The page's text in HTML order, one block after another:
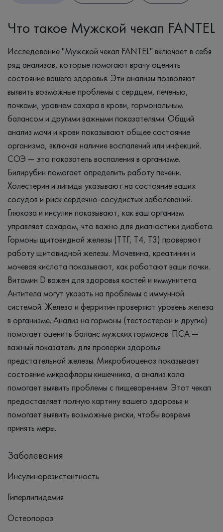
Что такое Мужской чекап FANTEL
Исследование "Мужской чекап FANTEL" включает в себя
ряд анализов, которые помогают врачу оценить
состояние вашего здоровья. Эти анализы позволяют
выявить возможные проблемы с сердцем, печенью,
почками, уровнем сахара в крови, гормональным
балансом и другими важными показателями. Общий
анализ мочи и крови показывают общее состояние
организма, включая наличие воспалений или инфекций.
СОЭ — это показатель воспаления в организме.
Билирубин помогает определить работу печени.
Холестерин и липиды указывают на состояние ваших
сосудов и риск сердечно-сосудистых заболеваний.
Глюкоза и инсулин показывают, как ваш организм
управляет сахаром, что важно для диагностики диабета.
Гормоны щитовидной железы (ТТГ, Т4, Т3) проверяют
работу щитовидной железы. Мочевина, креатинин и
мочевая кислота показывают, как работают ваши почки.
Витамин D важен для здоровья костей и иммунитета.
Антитела могут указать на проблемы с иммунной
системой. Железо и ферритин проверяют уровень железа
в организме. Анализ на гормоны (тестостерон и другие)
помогает оценить баланс мужских гормонов. ПСА —
важный показатель для проверки здоровья
предстательной железы. Микробиоценоз показывает
состояние микрофлоры кишечника, а анализ кала
помогает выявить проблемы с пищеварением. Этот чекап
предоставляет полную картину вашего здоровья и
помогает выявить возможные риски, чтобы вовремя
принять меры.
Заболевания
Инсулинорезистентность
Гиперлипидемия
Остеопороз